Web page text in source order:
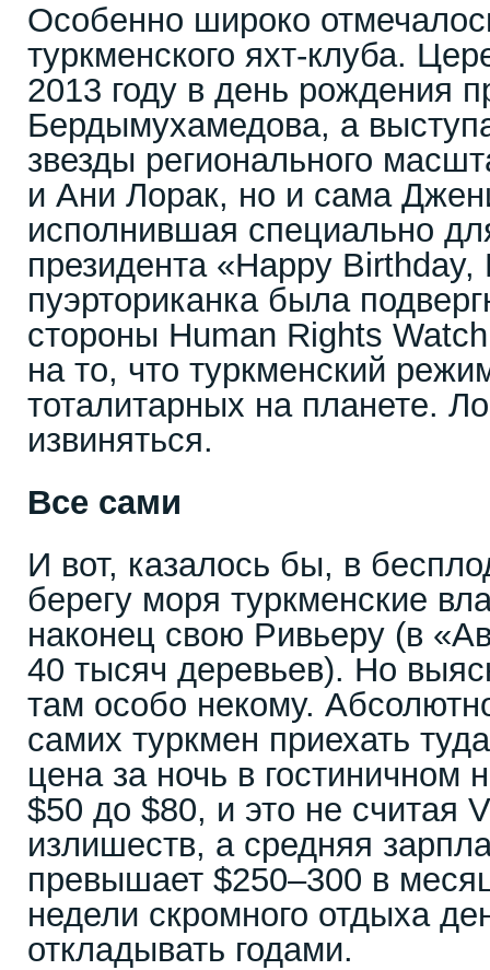
Особенно широко
туркменского яхт-клуба.
2013 году в день рождения
Бердымухамедова, а
звезды регионального
и Ани Лорак, но и сама
исполнившая специально
президента «Happy
пуэрториканка была
стороны Human Rights
на то, что туркменский
тоталитарных на планете.
извиняться.
Все сами
И вот, казалось бы, в
берегу моря туркменские
наконец свою Ривьеру (в
40 тысяч деревьев). Но
там особо некому.
самих туркмен приехать
цена за ночь в гостиничном
$50 до $80, и это не считая
излишеств, а средняя
превышает $250–300 в
недели скромного отдыха
откладывать годами.